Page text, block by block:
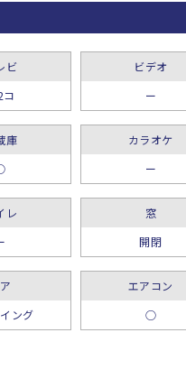
ビ
ビデオ
ー
庫
カラオケ
ー
レ
窓
開閉
ング
エアコン
○